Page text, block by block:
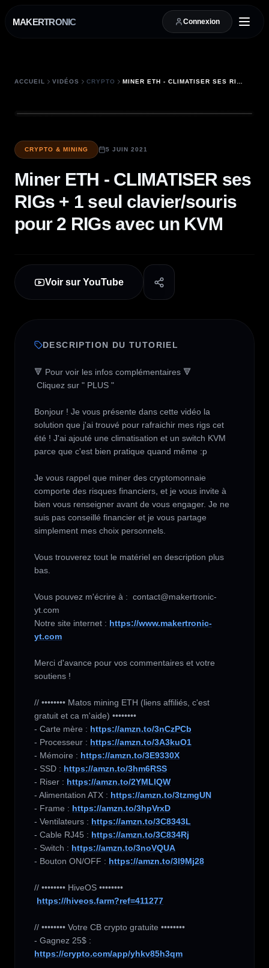
MAKERTRONIC Connexion
ACCUEIL VIDÉOS CRYPTO
CRYPTO & MINING 5 JUIN 2021
Miner ETH - CLIMATISER ses
RIGs + 1 seul clavier/souris
pour 2 RIGs avec un KVM
Voir sur YouTube
DESCRIPTION DU TUTORIEL
🔻 Pour voir les infos complémentaires 🔻
Bonjour ! Je vous présente dans cette vidéo la
solution que j'ai trouvé pour rafraichir mes rigs cet
été ! J'ai ajouté une climatisation et un switch KVM
parce que c'est bien pratique quand même :p
Je vous rappel que miner des cryptomonnaie
comporte des risques financiers, et je vous invite à
bien vous renseigner avant de vous engager. Je ne
suis pas conseillé financier et je vous partage
simplement mes choix personnels.
Vous trouverez tout le matériel en description plus
bas.
Vous pouvez m'écrire à :  contact@makertronic-
yt.com
Notre site internet : https://www.makertronic-
yt.com
Merci d'avance pour vos commentaires et votre
soutiens !
// •••••••• Matos mining ETH (liens affiliés, c'est
gratuit et ca m'aide) ••••••••
- Carte mère : https://amzn.to/3nCzPCb
- Processeur : https://amzn.to/3A3kuO1
- Mémoire : https://amzn.to/3E9330X
- SSD : https://amzn.to/3hm6RSS
- Riser : https://amzn.to/2YMLlQW
- Alimentation ATX : https://amzn.to/3tzmgUN
- Frame : https://amzn.to/3hpVrxD
- Ventilateurs : https://amzn.to/3C8343L
- Cable RJ45 : https://amzn.to/3C834Rj
- Switch : https://amzn.to/3noVQUA
- Bouton ON/OFF : https://amzn.to/3l9Mj28
// •••••••• HiveOS ••••••••
https://hiveos.farm?ref=411277
// •••••••• Votre CB crypto gratuite ••••••••
https://crypto.com/app/yhkv85h3qm